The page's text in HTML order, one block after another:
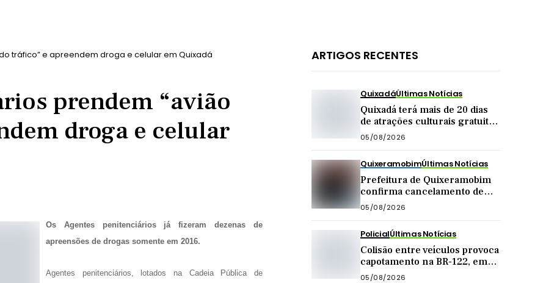
tráfico” e apreendem droga e celular em Quixadá
prendem “avião
droga e celular
Os Agentes penitenciários já fizeram dezenas de
apreensões de drogas somente em 2016.
Agentes penitenciários, lotados na Cadeia Pública de
ARTIGOS RECENTES
QuixadáÚltimas Notícias
Quixadá terá mais de 20 dias
de atrações culturais gratuitas
em agosto
05/08/2026
QuixeramobimÚltimas Notícias
Prefeitura de Quixeramobim
confirma cancelamento de
show da dupla Matheus &
Kauan
05/08/2026
PolicialÚltimas Notícias
Colisão entre veículos provoca
capotamento na BR-122, em
Quixadá
05/08/2026